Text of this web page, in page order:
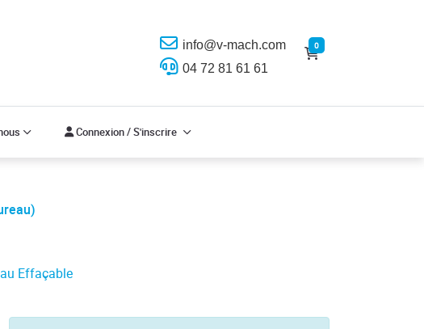
info@v-mach.com
04 72 81 61 61
0
Connexion / S'inscrire
Connexion / S'inscrire
Effaçable